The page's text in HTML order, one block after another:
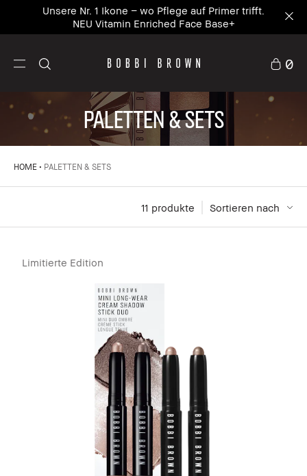
Unsere Nr. 1 Ikone – wo Pflege auf Primer trifft.
NEU Vitamin Enriched Face Base+
0
PALETTEN & SETS
HOME PALETTEN & SETS
Sortieren nach
11 produkte
Limitierte Edition